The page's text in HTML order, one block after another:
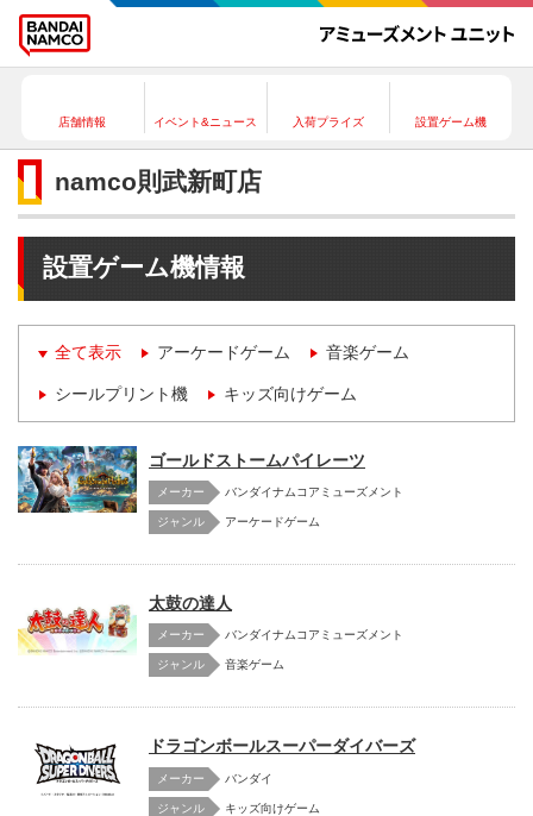
店舗情報 イベント&ニュース 入荷プライズ 設置ゲーム機
namco則武新町店
設置ゲーム機情報
全て表示 アーケードゲーム 音楽ゲーム
シールプリント機 キッズ向けゲーム
ゴールドストームパイレーツ
メーカー バンダイナムコアミューズメント
アーケードゲーム
太鼓の達人
メーカー バンダイナムコアミューズメント
音楽ゲーム
ドラゴンボールスーパーダイバーズ
メーカー バンダイ
キッズ向けゲーム